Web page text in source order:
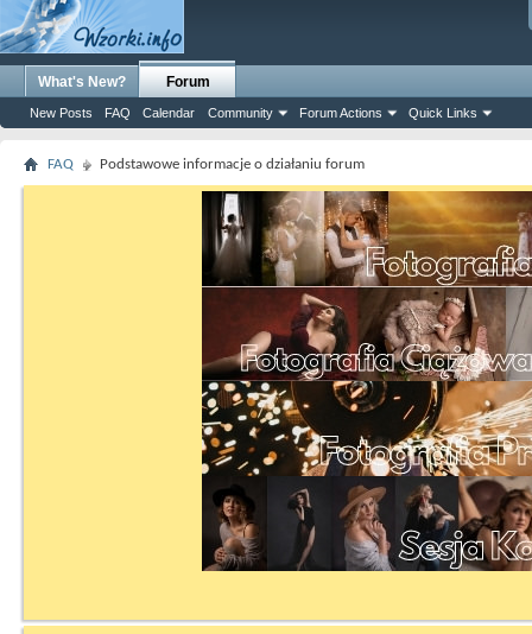
What's New? Forum
New Posts FAQ Calendar Community Forum Actions Quick Links
FAQ Podstawowe informacje o działaniu forum